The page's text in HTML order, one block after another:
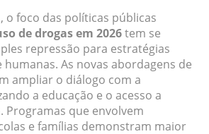
o foco das políticas públicas
de drogas em 2026tem se
repressão para estratégias
As novas abordagens de
ampliar o diálogo com a
a educação e o acesso a
Programas que envolvem
e famílias demonstram maior